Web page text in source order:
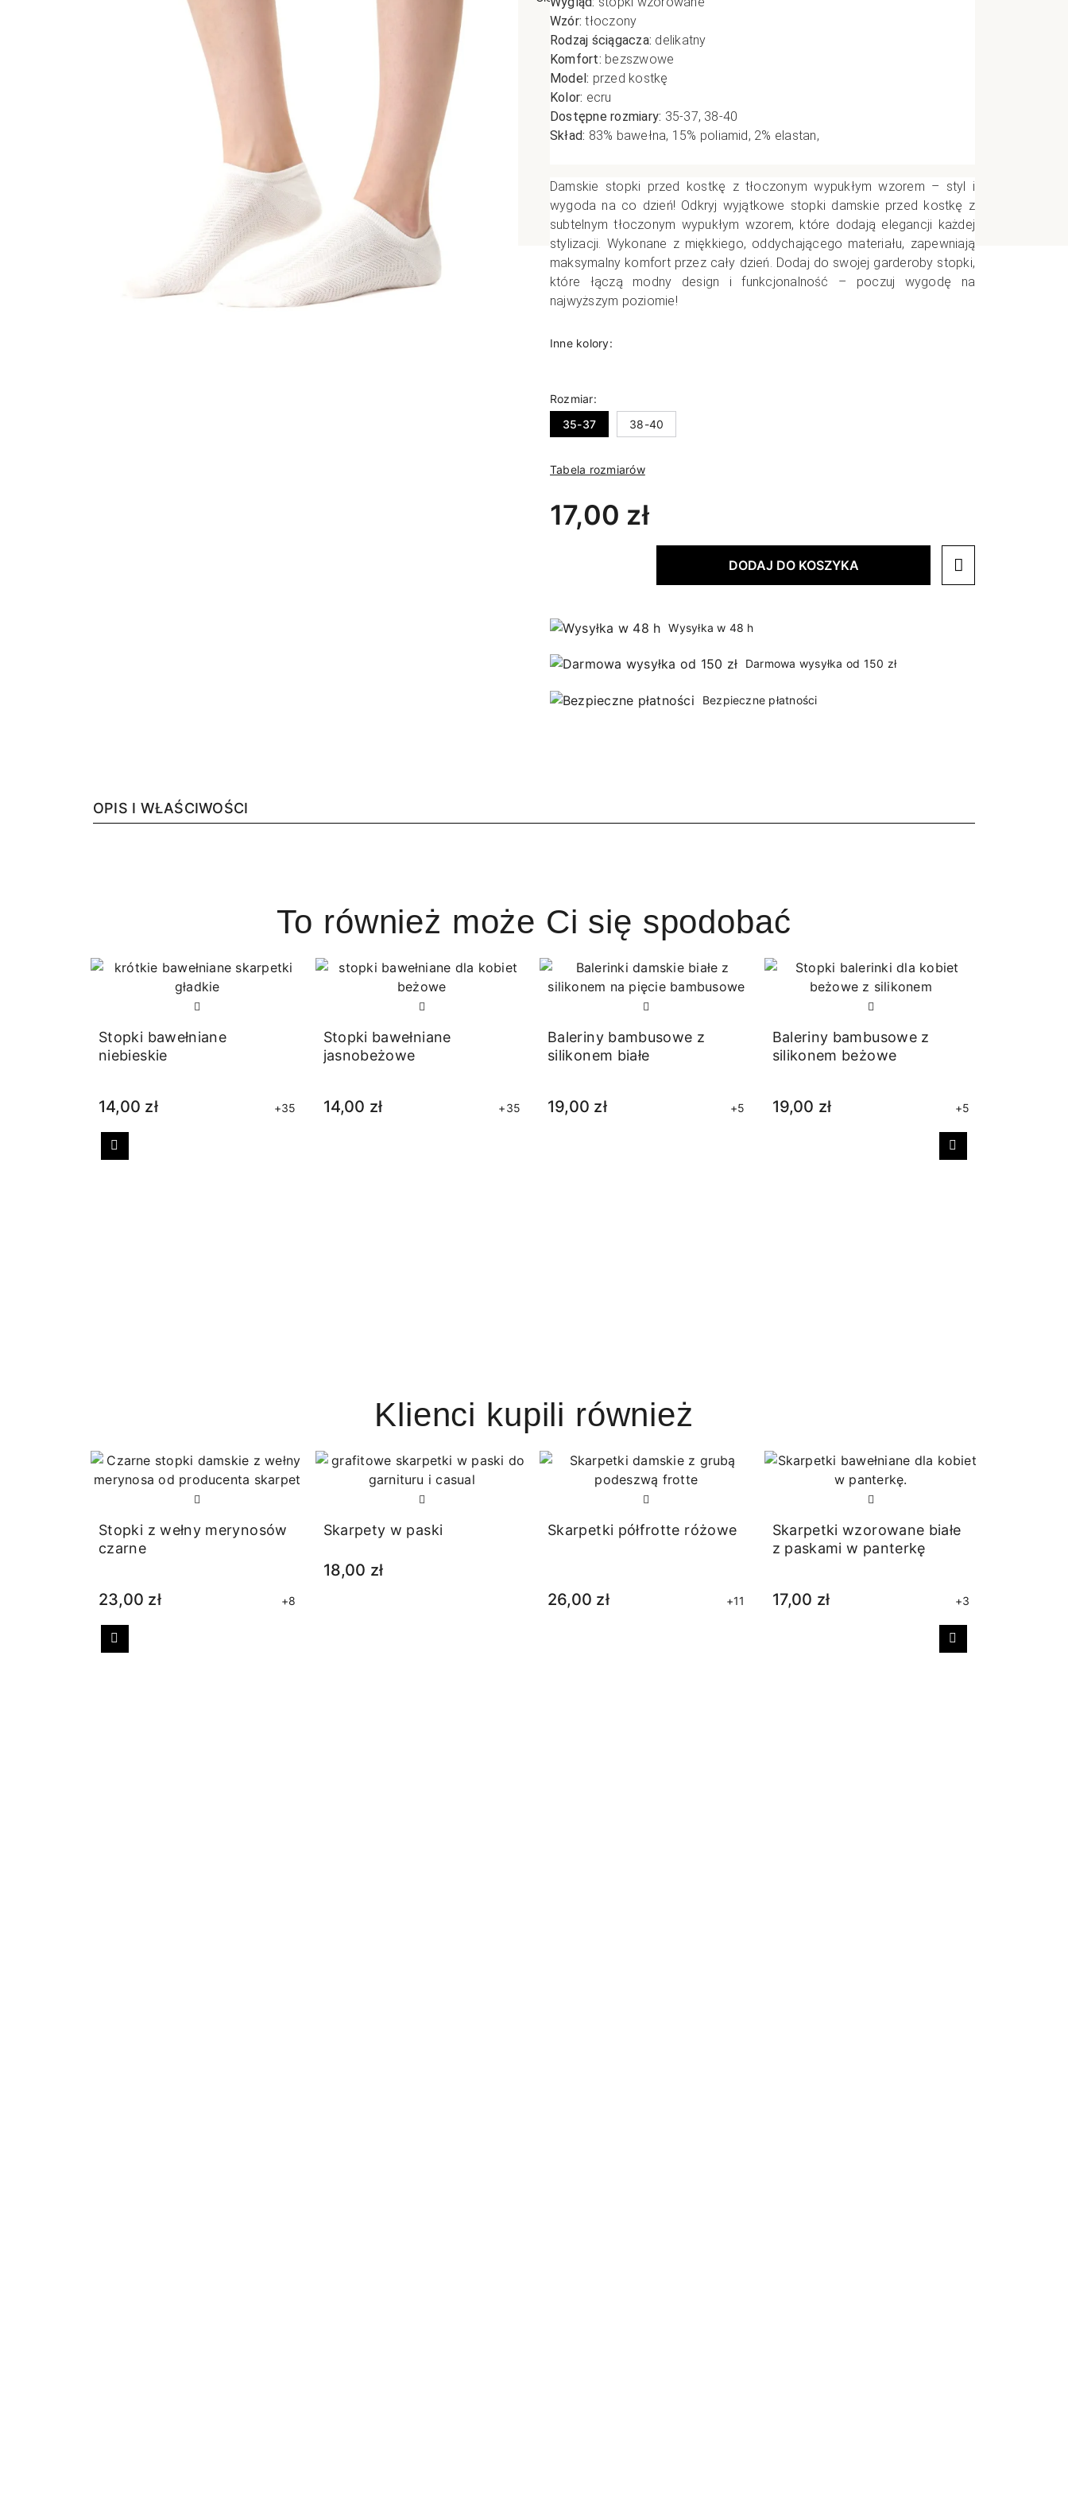
Antypoślizgowe
RAJSTOPY
Ciepłe
Jednokolorowe
Wzorowane
Ciepłe
NOWOŚCI OPAKOWANIA
Antypoślizgowe
Do spania
Rozmiar XL
OPAKOWANIA
GETRY
Jednokolorowe
Wzorowane
Wzór: tłoczony
Rodzaj ściągacza: delikatny
Komfort: bezszwowe
Model: przed kostkę
Kolor: ecru
Dostępne rozmiary: 35-37, 38-40
Skład: 83% bawełna, 15% poliamid, 2% elastan,
Damskie stopki przed kostkę z tłoczonym wypukłym wzorem – styl i
wygoda na co dzień! Odkryj wyjątkowe stopki damskie przed kostkę z
subtelnym tłoczonym wypukłym wzorem, które dodają elegancji każdej
stylizacji. Wykonane z miękkiego, oddychającego materiału, zapewniają
maksymalny komfort przez cały dzień. Dodaj do swojej garderoby stopki,
które łączą modny design i funkcjonalność – poczuj wygodę na
najwyższym poziomie!
Inne kolory:
Rozmiar:
35-37
38-40
Tabela rozmiarów
17,00 zł
DODAJ DO KOSZYKA
Wysyłka w 48 h
Darmowa wysyłka od 150 zł
Bezpieczne płatności
OPIS I WŁAŚCIWOŚCI
To również może Ci się spodobać
Stopki bawełniane
niebieskie
14,00 zł +35
Stopki bawełniane
jasnobeżowe
14,00 zł +35
Baleriny bambusowe z
silikonem białe
19,00 zł +5
Baleriny bambusowe z
silikonem beżowe
19,00 zł +5
Poprzedni Następny
Klienci kupili również
Stopki z wełny merynosów
czarne
23,00 zł +8
Skarpety w paski
18,00 zł
Skarpetki półfrotte różowe
26,00 zł +11
Skarpetki wzorowane białe
z paskami w panterkę
17,00 zł +3
Poprzedni Następny